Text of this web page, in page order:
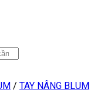
/ TAY NÂNG BLUM